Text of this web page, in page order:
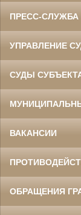
ПРЕСС-СЛУЖБА
УПРАВЛЕНИЕ
СУДЫ
ВАКАНСИИ
ОБРАЩЕНИЯ